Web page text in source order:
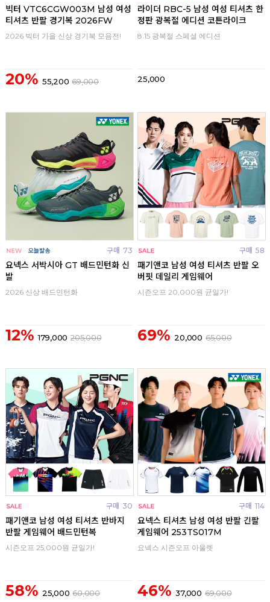
빅터 VTC6CGW003M 남성 여성
티셔츠 반팔 경기복 2026FW
2026 빅터 가을 신상 경기복 모음전!
20% 55,200 69,000
라이더 RBC-5 남성 여성 티셔츠 한
정판 광복절 에디션 코튼라이크
8.15 광복절 스페셜 에디션
25,000
구매 73
요넥스 서박시아 GT 배드민턴화 신
발
2026 신상 배드민턴화
12% 179,000 205,000
구매 58
패기앤코 남성 여성 티셔츠 반팔 오
버핏 데일리 게임웨어
시즌오프 20,000원 균일가!
69% 20,000 65,000
구매 30
패기앤코 남성 여성 티셔츠 반바지
반팔 게임웨어 배드민턴복
시즌오프 25,000원 균일가!
58% 25,000 60,000
구매 114
요넥스 티셔츠 남성 여성 반팔 긴팔
게임웨어 253TS017M
요넥스 시즌오프 아울렛
46% 37,000 69,000